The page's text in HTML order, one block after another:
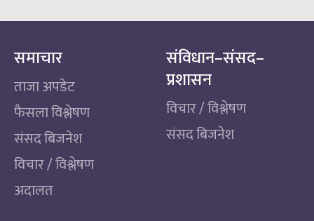
समाचार
ताजा अपडेट
फैसला विश्लेषण
संसद बिजनेश
विचार / विश्लेषण
अदालत
संविधान–संसद–
प्रशासन
विचार / विश्लेषण
संसद बिजनेश